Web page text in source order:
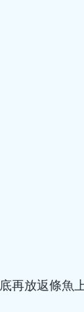
再放返條魚